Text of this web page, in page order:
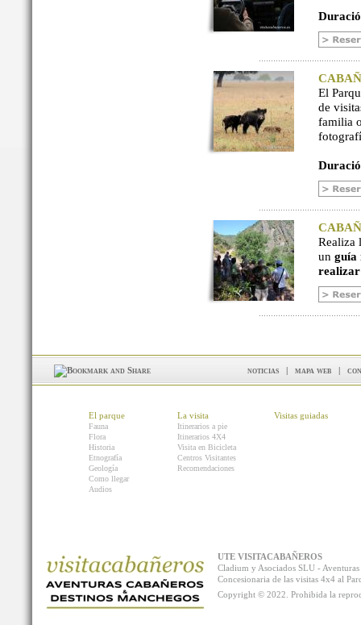
El
de
familia
Realiza
un guía
noticias | mapa web |
El parque
Fauna
Flora
Historia
Etnografía
Geología
Como llegar
Audios
La visita
Itinerarios a pie
Itinerarios 4X4
Visita en Bicicleta
Centros Visitantes
Recomendaciones
Visitas guiadas
UTE VISITACABAÑEROS
Cladium y Asociados SLU -
Concesionaria de las visitas 4x4 al
Copyright © 2022. Prohibida la